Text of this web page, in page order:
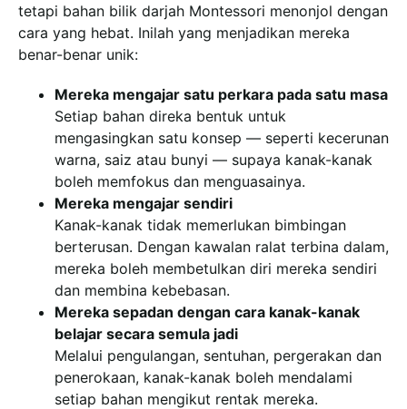
tetapi bahan bilik darjah Montessori menonjol dengan
cara yang hebat. Inilah yang menjadikan mereka
benar-benar unik:
Mereka mengajar satu perkara pada satu masa
Setiap bahan direka bentuk untuk
mengasingkan satu konsep — seperti kecerunan
warna, saiz atau bunyi — supaya kanak-kanak
boleh memfokus dan menguasainya.
Mereka mengajar sendiri
Kanak-kanak tidak memerlukan bimbingan
berterusan. Dengan kawalan ralat terbina dalam,
mereka boleh membetulkan diri mereka sendiri
dan membina kebebasan.
Mereka sepadan dengan cara kanak-kanak
belajar secara semula jadi
Melalui pengulangan, sentuhan, pergerakan dan
penerokaan, kanak-kanak boleh mendalami
setiap bahan mengikut rentak mereka.